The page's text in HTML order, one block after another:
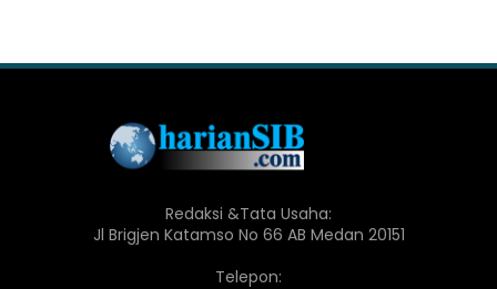
Redaksi &Tata Usaha:
Jl Brigjen Katamso No 66 AB Medan 20151
Telepon: